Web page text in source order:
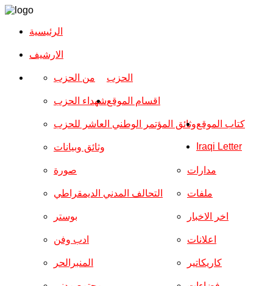
الرئيسية
الارشیف
الحزب من الحزب
شهداء الحزب
وثائق المؤتمر الوطني العاشر للحزب
وثائق وبيانات
اقسام الموقع
صورة
التحالف المدني الديمقراطي
بوستر
ادب وفن
المنبرالحر
مدارات
ملفات
اخر الاخبار
اعلانات
كاريكاتير
كتاب الموقع
Iraqi Letter